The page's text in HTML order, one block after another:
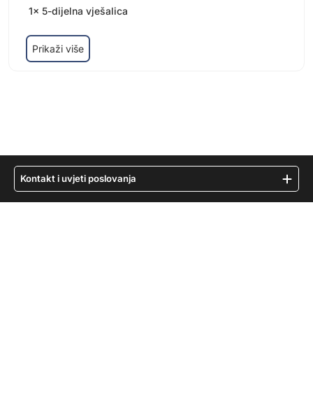
1x 5-dijelna vješalica
Prikaži više
Kontakt i uvjeti poslovanja